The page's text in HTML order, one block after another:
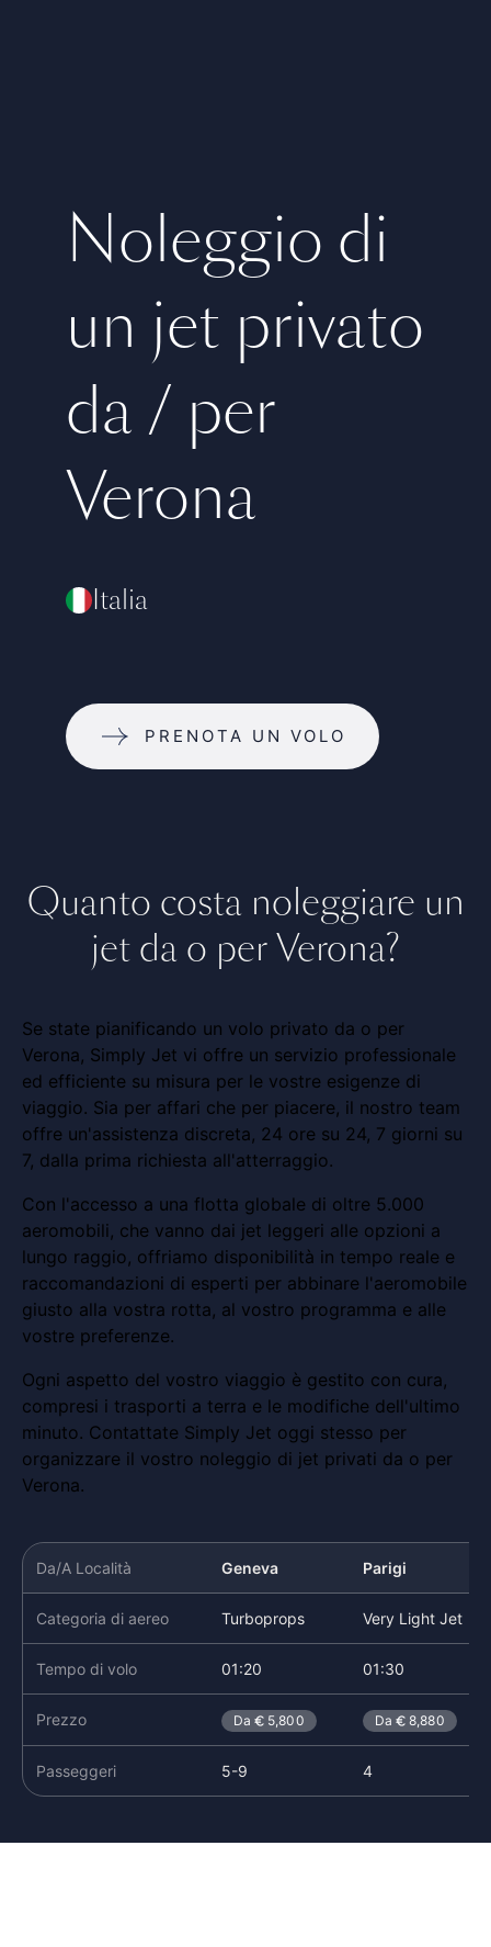
Noleggio di
un jet privato
da / per
Verona
Italia
PRENOTA UN VOLO
Quanto costa noleggiare un
jet da o per Verona?
Se state pianificando un volo privato da o per
Verona, Simply Jet vi offre un servizio professionale
ed efficiente su misura per le vostre esigenze di
viaggio. Sia per affari che per piacere, il nostro team
offre un'assistenza discreta, 24 ore su 24, 7 giorni su
7, dalla prima richiesta all'atterraggio.
Con l'accesso a una flotta globale di oltre 5.000
aeromobili, che vanno dai jet leggeri alle opzioni a
lungo raggio, offriamo disponibilità in tempo reale e
raccomandazioni di esperti per abbinare l'aeromobile
giusto alla vostra rotta, al vostro programma e alle
vostre preferenze.
Ogni aspetto del vostro viaggio è gestito con cura,
compresi i trasporti a terra e le modifiche dell'ultimo
minuto. Contattate Simply Jet oggi stesso per
organizzare il vostro noleggio di jet privati da o per
Verona.
Da/A Località Geneva Parigi
Categoria di aereo Turboprops Very Light Jet
Tempo di volo 01:20 01:30
Prezzo Da 5,800 Da 8,880
Passeggeri 5-9 4